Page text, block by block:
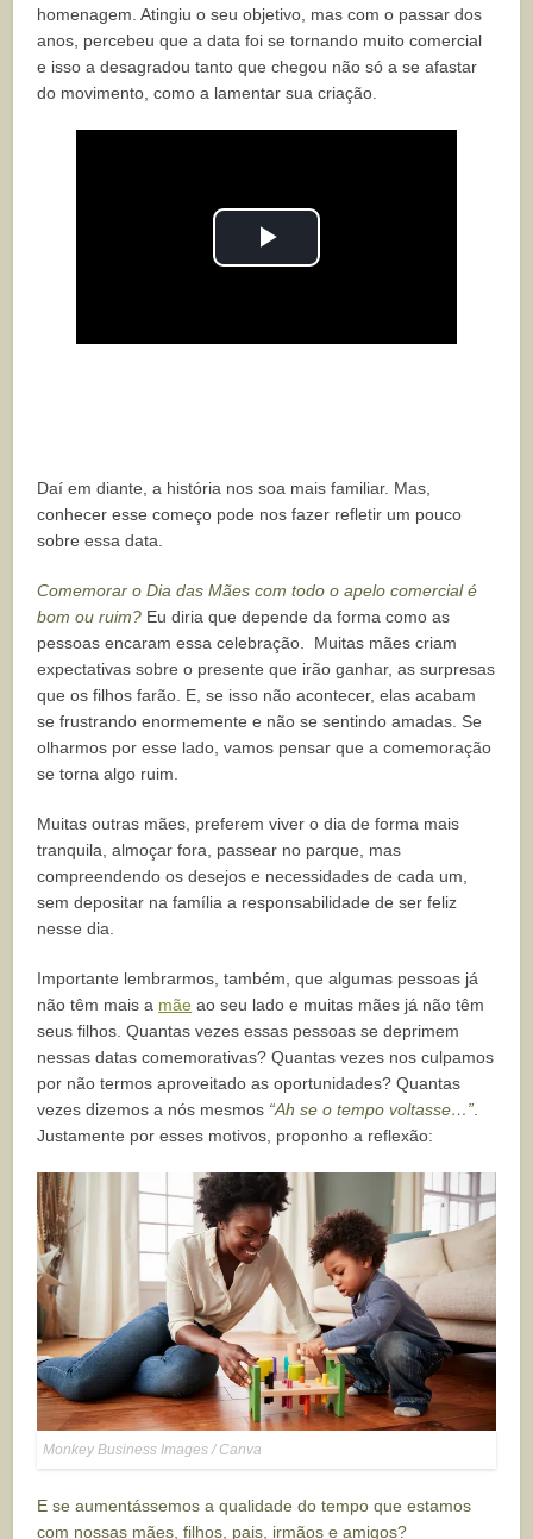
homenagem. Atingiu o seu objetivo, mas com o passar dos
anos, percebeu que a data foi se tornando muito comercial
e isso a desagradou tanto que chegou não só a se afastar
do movimento, como a lamentar sua criação.
Play
Daí em diante, a história nos soa mais familiar. Mas,
conhecer esse começo pode nos fazer refletir um pouco
sobre essa data.
Comemorar o Dia das Mães com todo o apelo comercial é
bom ou ruim? Eu diria que depende da forma como as
pessoas encaram essa celebração. Muitas mães criam
expectativas sobre o presente que irão ganhar, as surpresas
que os filhos farão. E, se isso não acontecer, elas acabam
se frustrando enormemente e não se sentindo amadas. Se
olharmos por esse lado, vamos pensar que a comemoração
se torna algo ruim.
Muitas outras mães, preferem viver o dia de forma mais
tranquila, almoçar fora, passear no parque, mas
compreendendo os desejos e necessidades de cada um,
sem depositar na família a responsabilidade de ser feliz
nesse dia.
Importante lembrarmos, também, que algumas pessoas já
não têm mais a mãe ao seu lado e muitas mães já não têm
seus filhos. Quantas vezes essas pessoas se deprimem
nessas datas comemorativas? Quantas vezes nos culpamos
por não termos aproveitado as oportunidades? Quantas
vezes dizemos a nós mesmos “Ah se o tempo voltasse…”.
Justamente por esses motivos, proponho a reflexão:
Monkey Business Images / Canva
E se aumentássemos a qualidade do tempo que estamos
com nossas mães, filhos, pais, irmãos e amigos?